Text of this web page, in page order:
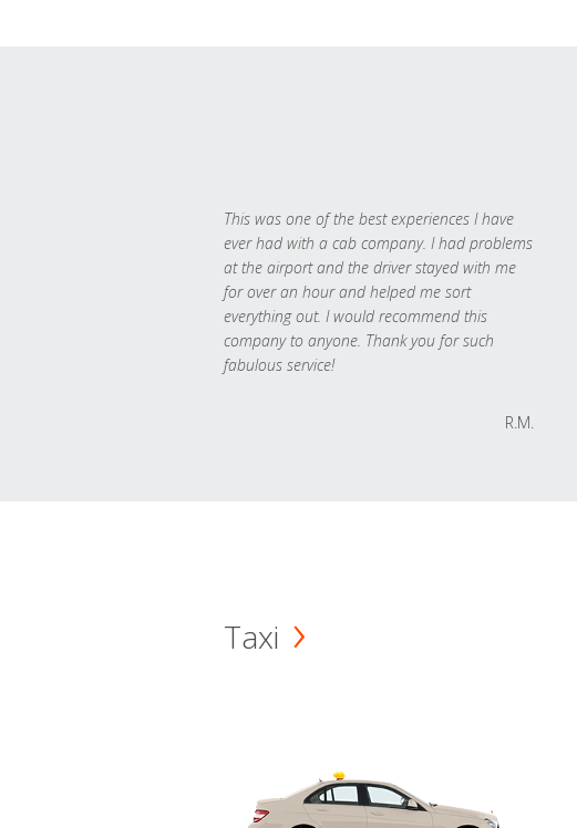
This was one of the best experiences I have
ever had with a cab company. I had problems
at the airport and the driver stayed with me
for over an hour and helped me sort
everything out. I would recommend this
company to anyone. Thank you for such
fabulous service!
R.M.
Taxi